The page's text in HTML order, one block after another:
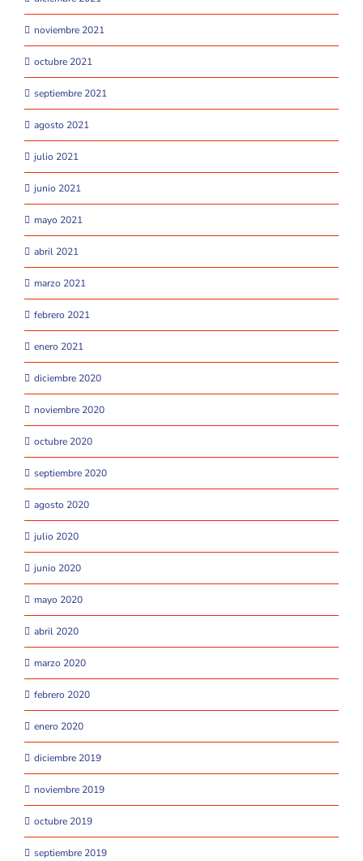
noviembre 2021
octubre 2021
septiembre 2021
agosto 2021
julio 2021
junio 2021
mayo 2021
abril 2021
marzo 2021
febrero 2021
enero 2021
diciembre 2020
noviembre 2020
octubre 2020
septiembre 2020
agosto 2020
julio 2020
junio 2020
mayo 2020
abril 2020
marzo 2020
febrero 2020
enero 2020
diciembre 2019
noviembre 2019
octubre 2019
septiembre 2019